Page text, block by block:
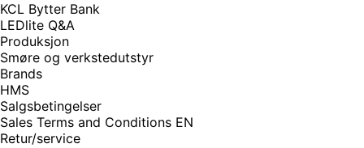
KCL Bytter Bank
LEDlite Q&A
Produksjon
Smøre og verkstedutstyr
Brands
HMS
Salgsbetingelser
Sales Terms and Conditions EN
Retur/service